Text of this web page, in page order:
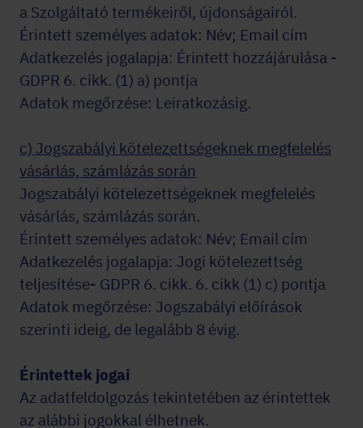
a Szolgáltató termékeiről, újdonságairól.
Érintett személyes adatok: Név; Email cím
Adatkezelés jogalapja: Érintett hozzájárulása -
GDPR 6. cikk. (1) a) pontja
Adatok megőrzése: Leiratkozásig.
c) Jogszabályi kötelezettségeknek megfelelés
vásárlás, számlázás során
Jogszabályi kötelezettségeknek megfelelés
vásárlás, számlázás során.
Érintett személyes adatok: Név; Email cím
Adatkezelés jogalapja: Jogi kötelezettség
teljesítése- GDPR 6. cikk. 6. cikk (1) c) pontja
Adatok megőrzése: Jogszabályi előírások
szerinti ideig, de legalább 8 évig.
Érintettek jogai
Az adatfeldolgozás tekintetében az érintettek
az alábbi jogokkal élhetnek.